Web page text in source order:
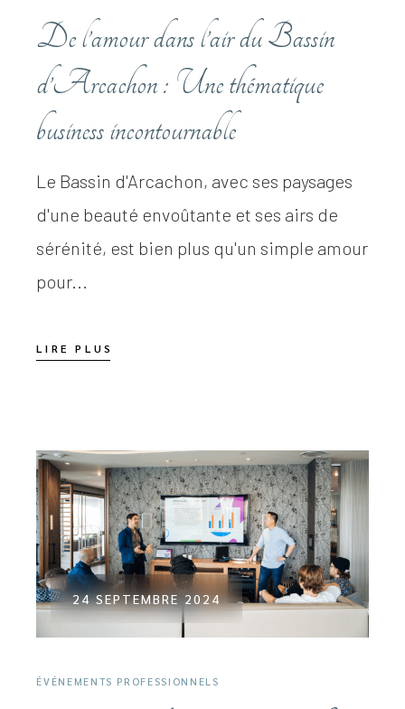
De l’amour dans l’air du Bassin
d’Arcachon : Une thématique
business incontournable
Le Bassin d'Arcachon, avec ses paysages
d'une beauté envoûtante et ses airs de
sérénité, est bien plus qu'un simple amour
pour...
LIRE PLUS
24 SEPTEMBRE 2024
ÉVÉNEMENTS PROFESSIONNELS